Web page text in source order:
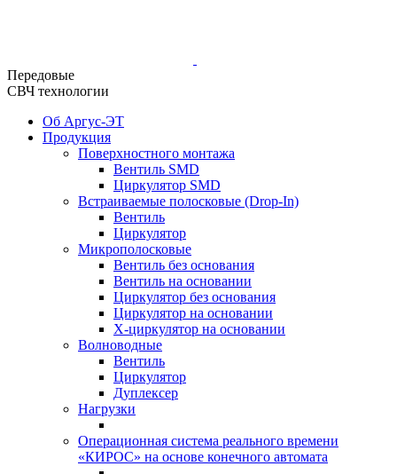
Передовые
СВЧ технологии
Об Аргус-ЭТ
Продукция
Поверхностного монтажа
Вентиль SMD
Циркулятор SMD
Встраиваемые полосковые (Drop-In)
Вентиль
Циркулятор
Микрополосковые
Вентиль без основания
Вентиль на основании
Циркулятор без основания
Циркулятор на основании
Х-циркулятор на основании
Волноводные
Вентиль
Циркулятор
Дуплексер
Нагрузки
Операционная система реального времени
«КИРОС» на основе конечного автомата